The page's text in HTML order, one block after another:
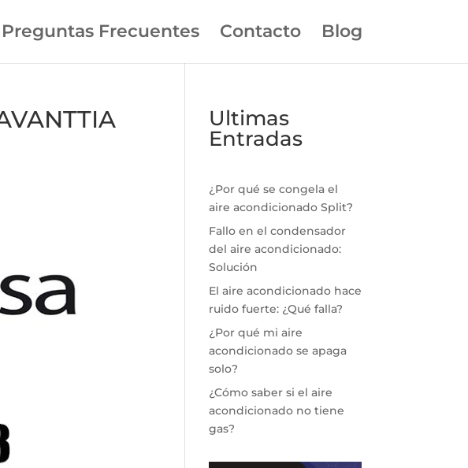
Preguntas Frecuentes Contacto Blog
Ultimas
Entradas
¿Por qué se congela el
aire acondicionado Split?
Fallo en el condensador
del aire acondicionado:
Solución
El aire acondicionado hace
ruido fuerte: ¿Qué falla?
¿Por qué mi aire
acondicionado se apaga
solo?
¿Cómo saber si el aire
acondicionado no tiene
gas?